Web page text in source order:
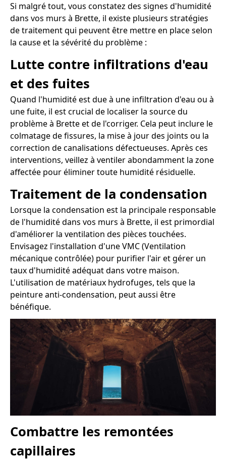
Si malgré tout, vous constatez des signes d'humidité
dans vos murs à Brette, il existe plusieurs stratégies
de traitement qui peuvent être mettre en place selon
la cause et la sévérité du problème :
Lutte contre infiltrations d'eau
et des fuites
Quand l'humidité est due à une infiltration d'eau ou à
une fuite, il est crucial de localiser la source du
problème à Brette et de l'corriger. Cela peut inclure le
colmatage de fissures, la mise à jour des joints ou la
correction de canalisations défectueuses. Après ces
interventions, veillez à ventiler abondamment la zone
affectée pour éliminer toute humidité résiduelle.
Traitement de la condensation
Lorsque la condensation est la principale responsable
de l'humidité dans vos murs à Brette, il est primordial
d'améliorer la ventilation des pièces touchées.
Envisagez l'installation d'une VMC (Ventilation
mécanique contrôlée) pour purifier l'air et gérer un
taux d'humidité adéquat dans votre maison.
L'utilisation de matériaux hydrofuges, tels que la
peinture anti-condensation, peut aussi être
bénéfique.
Combattre les remontées
capillaires